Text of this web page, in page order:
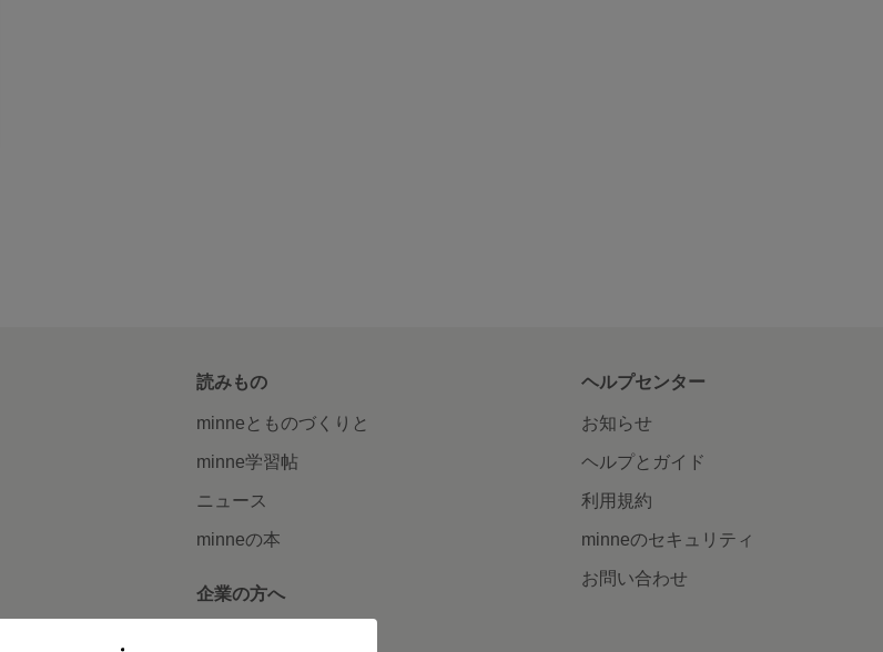
読みもの
minneとものづくりと
minne学習帖
ニュース
minneの本
企業の方へ
ヘルプセンター
お知らせ
ヘルプとガイド
利用規約
minneのセキュリティ
お問い合わせ